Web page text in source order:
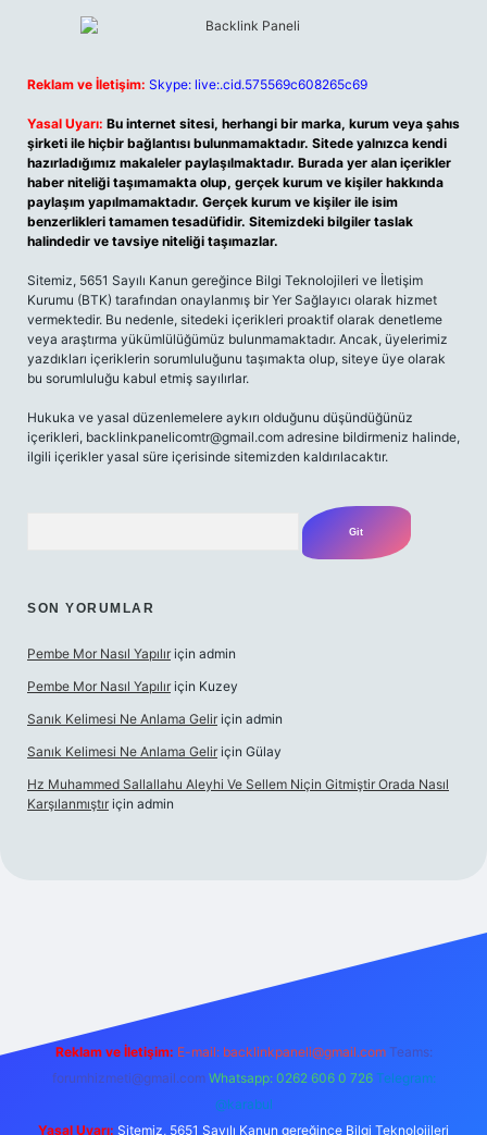
Reklam ve İletişim: Skype: live:.cid.575569c608265c69
Yasal Uyarı: Bu internet sitesi, herhangi bir marka, kurum veya şahıs
şirketi ile hiçbir bağlantısı bulunmamaktadır. Sitede yalnızca kendi
hazırladığımız makaleler paylaşılmaktadır. Burada yer alan içerikler
haber niteliği taşımamakta olup, gerçek kurum ve kişiler hakkında
paylaşım yapılmamaktadır. Gerçek kurum ve kişiler ile isim
benzerlikleri tamamen tesadüfidir. Sitemizdeki bilgiler taslak
halindedir ve tavsiye niteliği taşımazlar.
Sitemiz, 5651 Sayılı Kanun gereğince Bilgi Teknolojileri ve İletişim
Kurumu (BTK) tarafından onaylanmış bir Yer Sağlayıcı olarak hizmet
vermektedir. Bu nedenle, sitedeki içerikleri proaktif olarak denetleme
veya araştırma yükümlülüğümüz bulunmamaktadır. Ancak, üyelerimiz
yazdıkları içeriklerin sorumluluğunu taşımakta olup, siteye üye olarak
bu sorumluluğu kabul etmiş sayılırlar.
Hukuka ve yasal düzenlemelere aykırı olduğunu düşündüğünüz
içerikleri, backlinkpanelicomtr@gmail.com adresine bildirmeniz halinde,
ilgili içerikler yasal süre içerisinde sitemizden kaldırılacaktır.
SON YORUMLAR
Pembe Mor Nasıl Yapılır için admin
Pembe Mor Nasıl Yapılır için Kuzey
Sanık Kelimesi Ne Anlama Gelir için admin
Sanık Kelimesi Ne Anlama Gelir için Gülay
Hz Muhammed Sallallahu Aleyhi Ve Sellem Niçin Gitmiştir Orada Nasıl
Karşılanmıştır için admin
Reklam ve İletişim: E-mail: backlinkpaneli@gmail.com Teams:
forumhizmeti@gmail.com Whatsapp: 0262 606 0 726 Telegram:
@karabul
Yasal Uyarı: Sitemiz, 5651 Sayılı Kanun gereğince Bilgi Teknolojileri